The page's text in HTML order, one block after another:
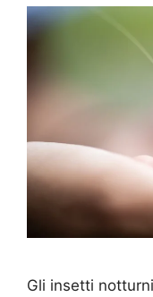
Gli insetti